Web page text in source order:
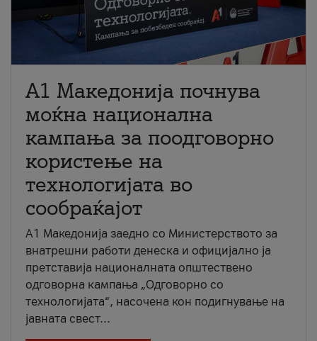
A1 Македонија почнува
моќна национална
кампања за поодговорно
користење на
технологијата во
сообраќајот
A1 Македонија заедно со Министерството за
внатрешни работи денеска и официјално ја
претставија националната општествено
одговорна кампања „Одговорно со
технологијата“, насочена кон подигнување на
јавната свест...